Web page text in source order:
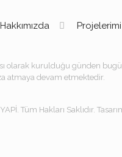
Hakkımızda
olarak kurulduğu günden
atmaya devam etmektedir.
Tüm Hakları Saklıdır.